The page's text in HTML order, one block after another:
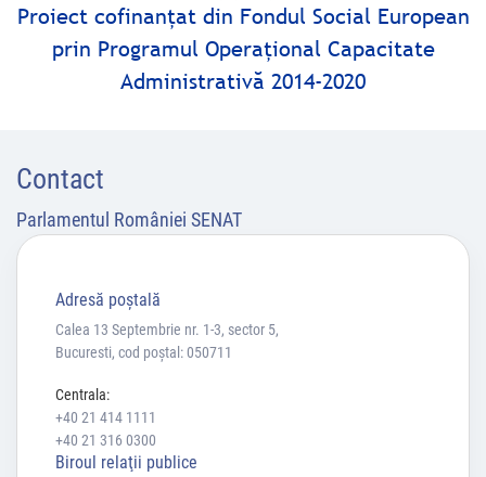
Proiect cofinanţat din Fondul Social European
prin Programul Operaţional Capacitate
Administrativă 2014-2020
Contact
Parlamentul României SENAT
Adresă poştală
Calea 13 Septembrie nr. 1-3, sector 5,
Bucuresti, cod poștal: 050711
Centrala:
+40 21 414 1111
+40 21 316 0300
Biroul relaţii publice